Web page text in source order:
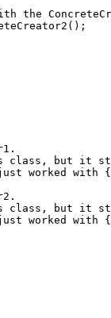
the
( ) ;
class, but it
worked with
class, but it
worked with